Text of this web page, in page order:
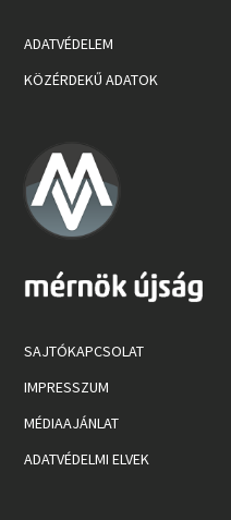
ADATVÉDELEM
KÖZÉRDEKŰ ADATOK
SAJTÓKAPCSOLAT
IMPRESSZUM
MÉDIAAJÁNLAT
ADATVÉDELMI ELVEK